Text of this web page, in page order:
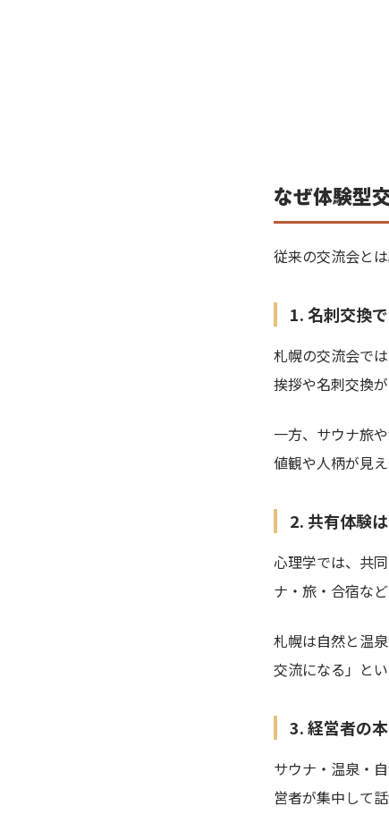
なぜ体験型
従来の交流会と
1. 名刺交換
札幌の交流会で
挨拶や名刺交換
一方、サウナ旅
値観や人柄が見
2. 共有体験
心理学では、共
ナ・旅・合宿な
札幌は自然と温
交流になる」と
3. 経営者の
サウナ・温泉・
営者が集中して